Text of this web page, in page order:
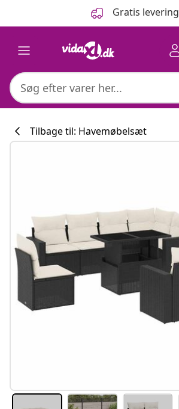
Gratis levering
#sharemevidaxl
Tilbage til: Havemøbelsæt